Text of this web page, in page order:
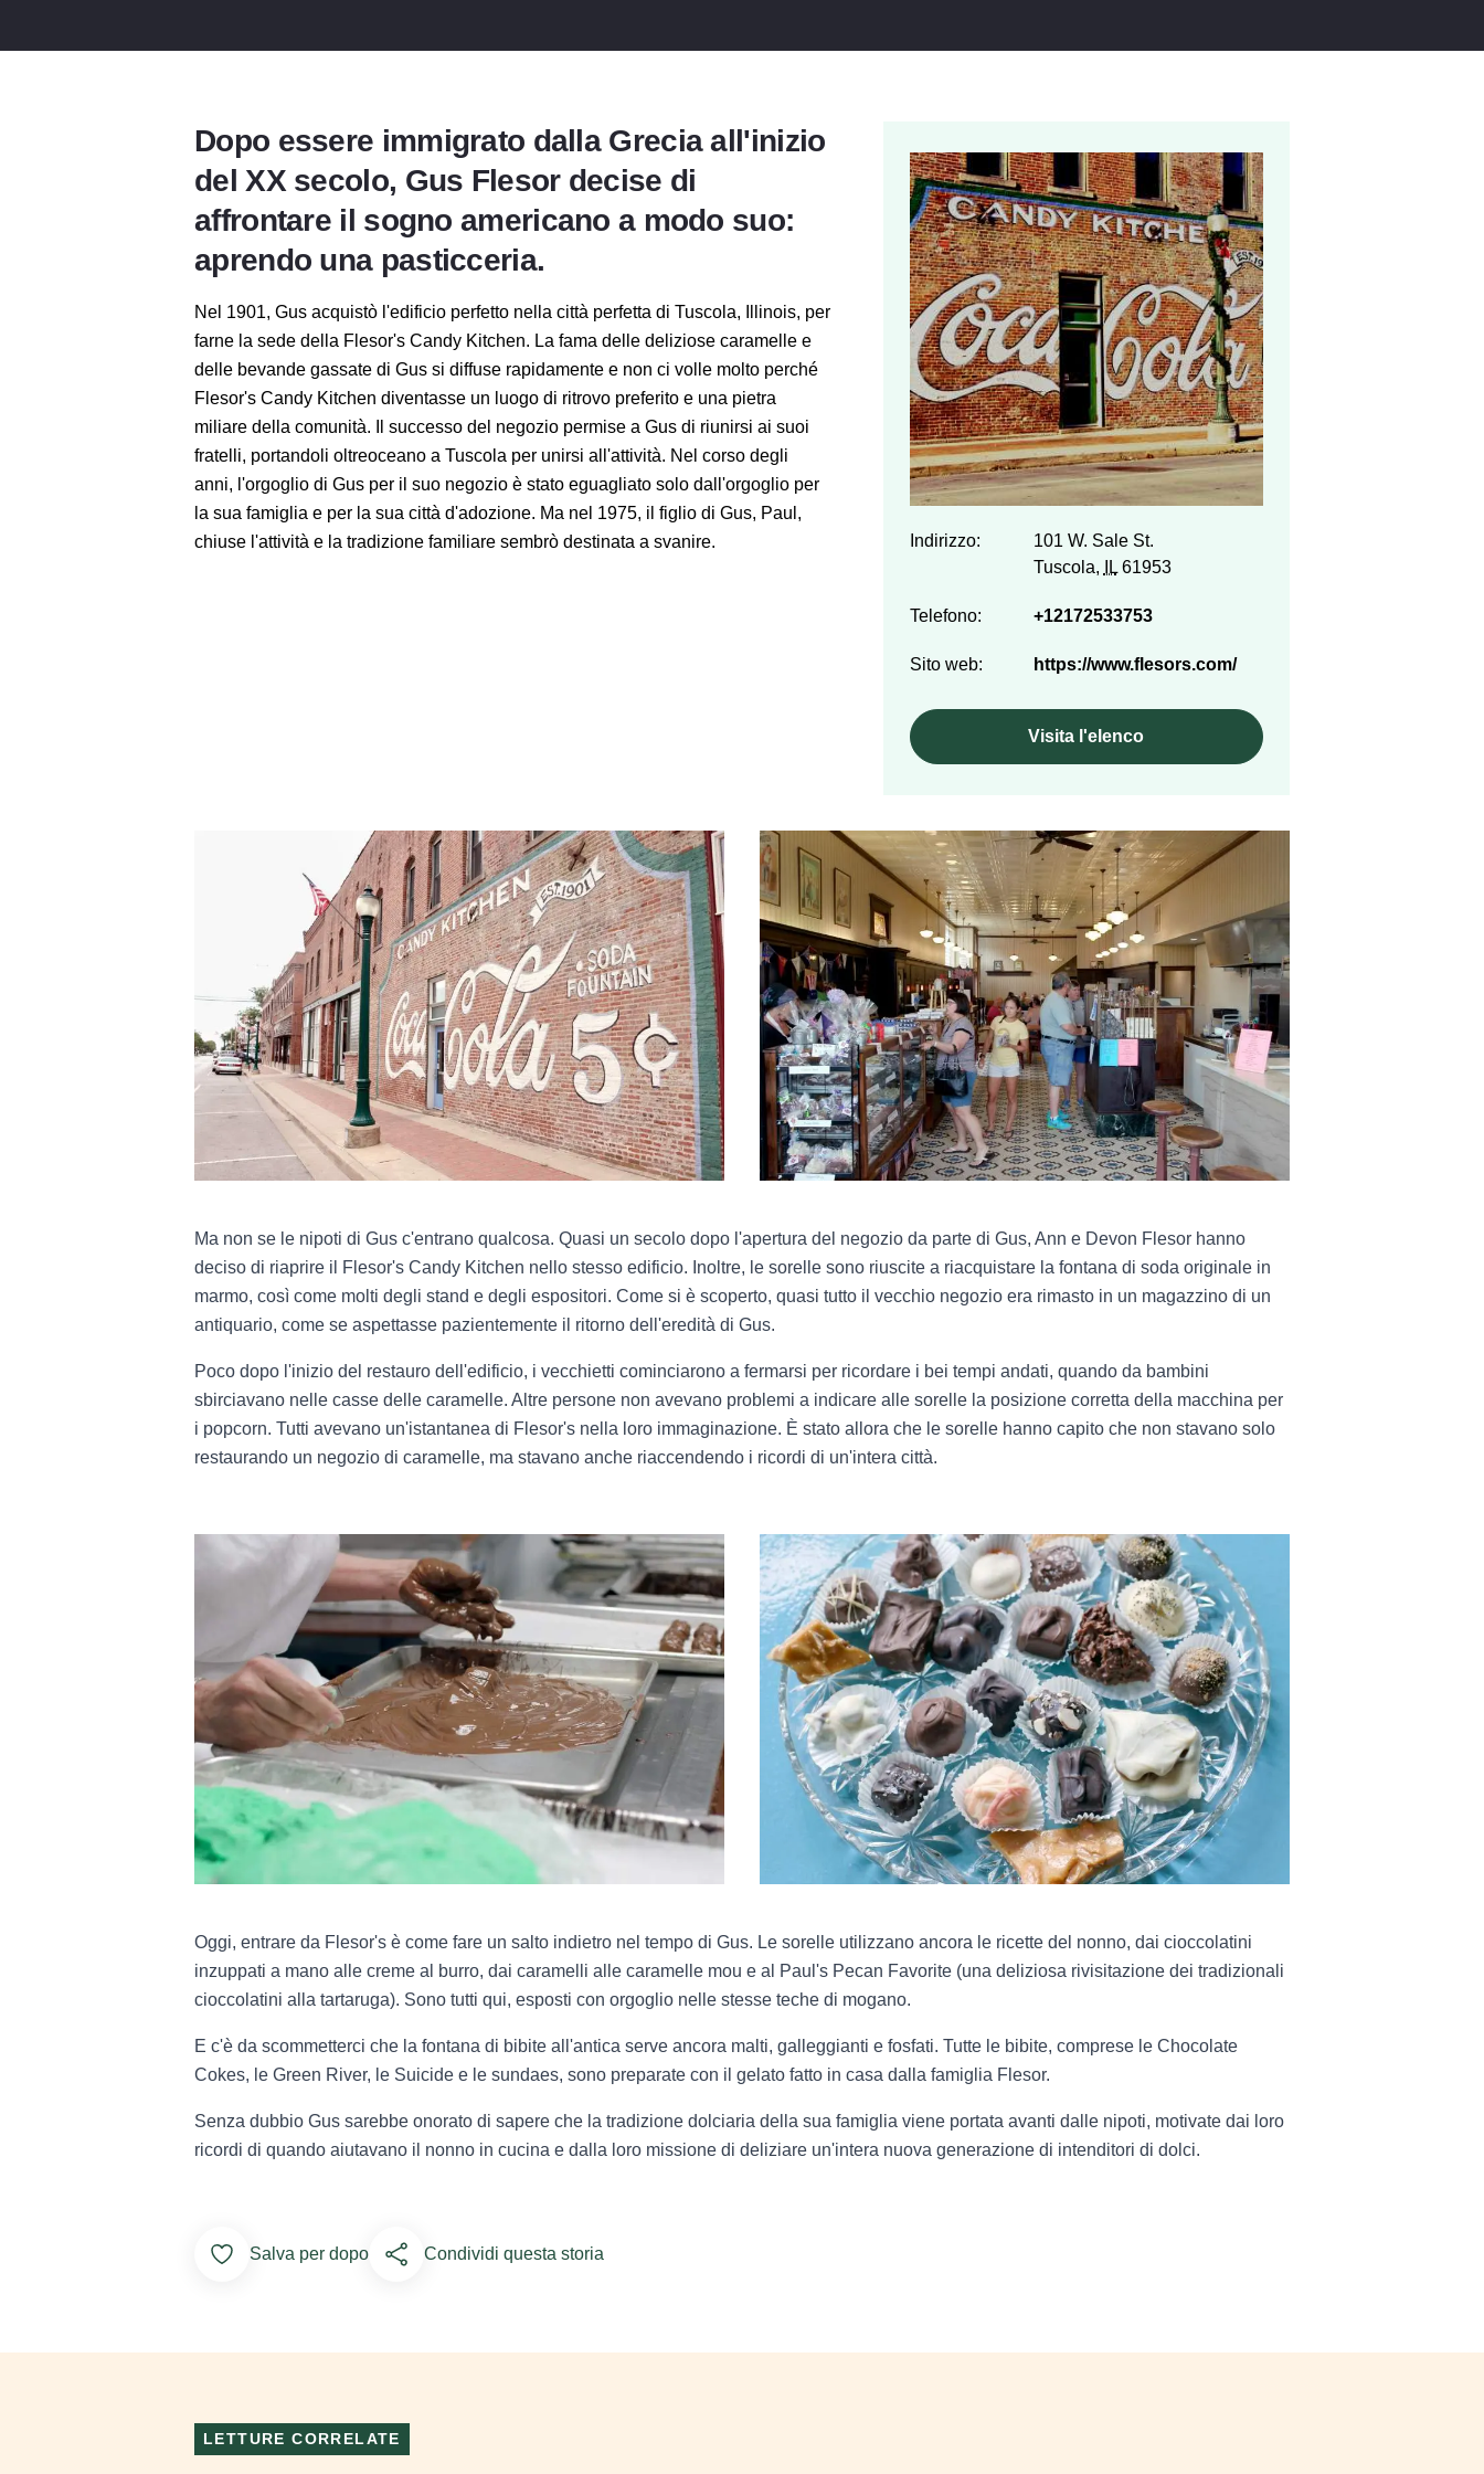
Indirizzo:
101 W. Sale St.
Tuscola,
IL61953
Telefono: +12172533753
Sito web: https://www.flesors.com/
Visita l'elenco
Dopo essere immigrato dalla Grecia all'inizio
del XX secolo, Gus Flesor decise di
affrontare il sogno americano a modo suo:
aprendo una pasticceria.
Nel 1901, Gus acquistò l'edificio perfetto nella città perfetta di Tuscola, Illinois, per
farne la sede della Flesor's Candy Kitchen. La fama delle deliziose caramelle e
delle bevande gassate di Gus si diffuse rapidamente e non ci volle molto perché
Flesor's Candy Kitchen diventasse un luogo di ritrovo preferito e una pietra
miliare della comunità. Il successo del negozio permise a Gus di riunirsi ai suoi
fratelli, portandoli oltreoceano a Tuscola per unirsi all'attività. Nel corso degli
anni, l'orgoglio di Gus per il suo negozio è stato eguagliato solo dall'orgoglio per
la sua famiglia e per la sua città d'adozione. Ma nel 1975, il figlio di Gus, Paul,
chiuse l'attività e la tradizione familiare sembrò destinata a svanire.
Ma non se le nipoti di Gus c'entrano qualcosa. Quasi un secolo dopo l'apertura del negozio da parte di Gus, Ann e Devon Flesor hanno
deciso di riaprire il Flesor's Candy Kitchen nello stesso edificio. Inoltre, le sorelle sono riuscite a riacquistare la fontana di soda originale in
marmo, così come molti degli stand e degli espositori. Come si è scoperto, quasi tutto il vecchio negozio era rimasto in un magazzino di un
antiquario, come se aspettasse pazientemente il ritorno dell'eredità di Gus.
Poco dopo l'inizio del restauro dell'edificio, i vecchietti cominciarono a fermarsi per ricordare i bei tempi andati, quando da bambini
sbirciavano nelle casse delle caramelle. Altre persone non avevano problemi a indicare alle sorelle la posizione corretta della macchina per
i popcorn. Tutti avevano un'istantanea di Flesor's nella loro immaginazione. È stato allora che le sorelle hanno capito che non stavano solo
restaurando un negozio di caramelle, ma stavano anche riaccendendo i ricordi di un'intera città.
Oggi, entrare da Flesor's è come fare un salto indietro nel tempo di Gus. Le sorelle utilizzano ancora le ricette del nonno, dai cioccolatini
inzuppati a mano alle creme al burro, dai caramelli alle caramelle mou e al Paul's Pecan Favorite (una deliziosa rivisitazione dei tradizionali
cioccolatini alla tartaruga). Sono tutti qui, esposti con orgoglio nelle stesse teche di mogano.
E c'è da scommetterci che la fontana di bibite all'antica serve ancora malti, galleggianti e fosfati. Tutte le bibite, comprese le Chocolate
Cokes, le Green River, le Suicide e le sundaes, sono preparate con il gelato fatto in casa dalla famiglia Flesor.
Senza dubbio Gus sarebbe onorato di sapere che la tradizione dolciaria della sua famiglia viene portata avanti dalle nipoti, motivate dai loro
ricordi di quando aiutavano il nonno in cucina e dalla loro missione di deliziare un'intera nuova generazione di intenditori di dolci.
Add to Favorites
Salva per dopo Condividi questa storia
LETTURE CORRELATE